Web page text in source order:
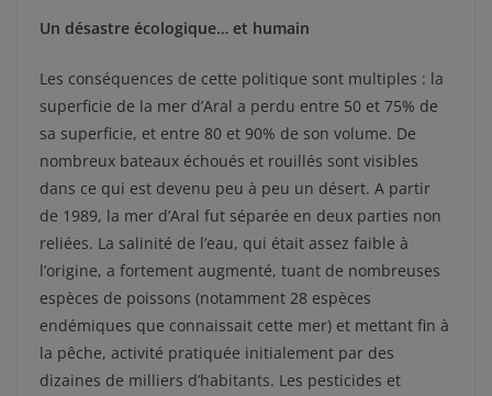
Un désastre écologique… et humain
Les conséquences de cette politique sont multiples : la
superficie de la mer d’Aral a perdu entre 50 et 75% de
sa superficie, et entre 80 et 90% de son volume. De
nombreux bateaux échoués et rouillés sont visibles
dans ce qui est devenu peu à peu un désert. A partir
de 1989, la mer d’Aral fut séparée en deux parties non
reliées. La salinité de l’eau, qui était assez faible à
l’origine, a fortement augmenté, tuant de nombreuses
espèces de poissons (notamment 28 espèces
endémiques que connaissait cette mer) et mettant fin à
la pêche, activité pratiquée initialement par des
dizaines de milliers d’habitants. Les pesticides et